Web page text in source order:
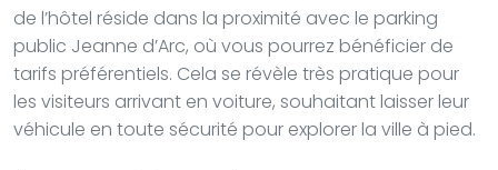
de l’hôtel réside dans la proximité avec le parking
public Jeanne d’Arc, où vous pourrez bénéficier de
tarifs préférentiels. Cela se révèle très pratique pour
les visiteurs arrivant en voiture, souhaitant laisser leur
véhicule en toute sécurité pour explorer la ville à pied.